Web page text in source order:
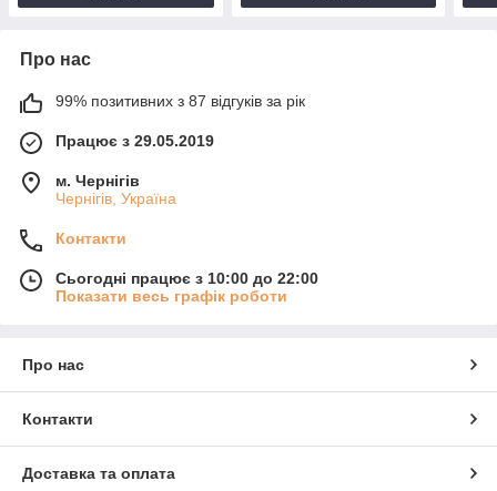
Про нас
99% позитивних з 87 відгуків за рік
Працює з 29.05.2019
м. Чернігів
Чернігів, Україна
Контакти
Сьогодні працює з 10:00 до 22:00
Показати весь графік роботи
Про нас
Контакти
Доставка та оплата